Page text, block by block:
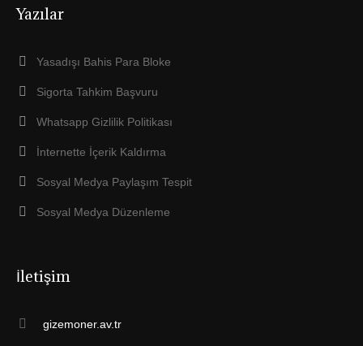
Yazılar
Yasadışı Bahis Para Bloke
Sigorta Tahkim Başvuru
Whatsapp Gizlilik Politikası
İnternette İçerik Kaldırma
Sosyal Medya Paylaşım Tespit
Sosyal Medya Düzenleme
İletişim
gizemoner.av.tr